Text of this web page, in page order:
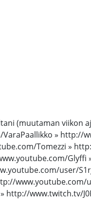
(muutaman viikon
» http://
Tomezzi »
Glyffi
user/
www.youtube.com/
www.twitch.tv/